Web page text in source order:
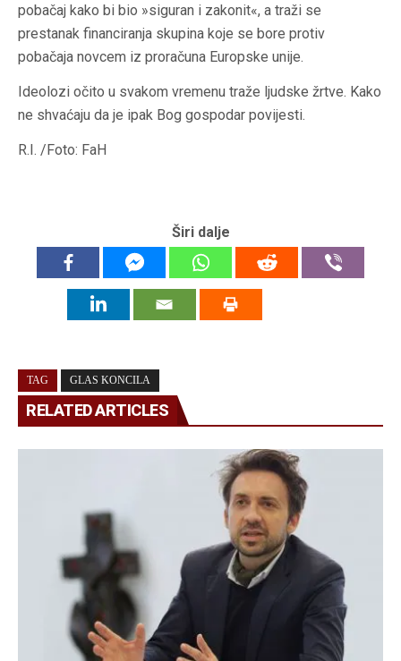
pobačaj kako bi bio »siguran i zakonit«, a traži se
prestanak financiranja skupina koje se bore protiv
pobačaja novcem iz proračuna Europske unije.
Ideolozi očito u svakom vremenu traže ljudske žrtve. Kako
ne shvaćaju da je ipak Bog gospodar povijesti.
R.I. /Foto: FaH
Širi dalje
TAG GLAS KONCILA
RELATED ARTICLES